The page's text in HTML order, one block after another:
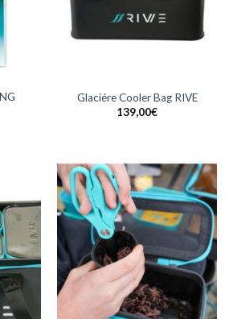
Glaciére Cooler Bag RIVE
139,00€